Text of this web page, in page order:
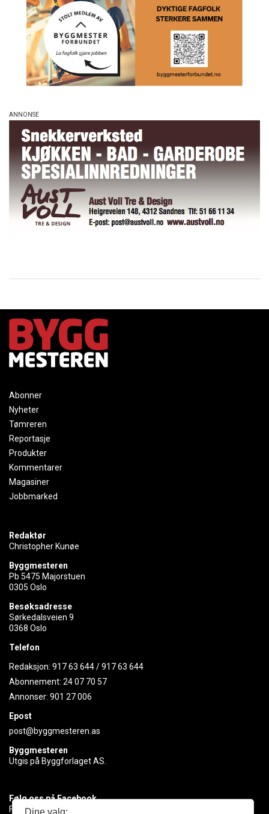
Abonner
Nyheter
Tømreren
Reportasje
Produkter
Kommentarer
Magasiner
Jobbmarked
Redaktør
Christopher Kunøe
Byggmesteren
Pb 5475 Majorstuen
0305 Oslo
Besøksadresse
Sørkedalsveien 9
0368 Oslo
Telefon
Redaksjon: 917 63 644/917 63 644
Abonnement: 24 07 70 57
Annonser: 901 27 006
Epost
post@byggmesteren.as
Byggmesteren
Utgis på Byggforlaget AS.
Følg oss på Facebook
Få med deg det siste innen byggebransjen
Dine valg: